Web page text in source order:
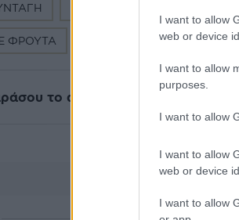
I want to allow
web or device
I want to allow
purposes.
I want to allow
I want to allow
web or device
I want to allow
ΦΡΟΥΤΑ ΠΑΓΩΤΑ / ΓΡΑΝΙΤΕΣ /
το άρθρο